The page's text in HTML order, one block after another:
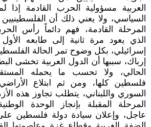
العربية مسؤولية الحرب القادمة إذا
السياسي، ولا يعني ذلك أن
المرحلة القادمة، فهم دائماً رأس
الذي يعود مرة ثانية إلى طابعه
إسرائيلي، بكل وضوح تمر الحالة
إرباك، سببها أن الدول العربية تخشى
الحالي، ولا تحسب ما يحمله
فلسطين كلها، ومن ثم ابتلاع
السوري واللبناني، يتطلب تجاوز هذه
المرحلة المقبلة بإنجاز الوحدة
عاجل، وإعلان سيادة دولة فلسطين